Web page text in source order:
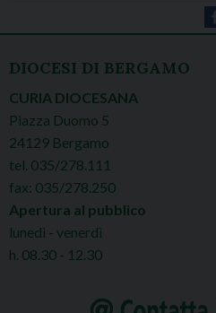
DIOCESI DI BERGAMO
CURIA DIOCESANA
Piazza Duomo 5
24129 Bergamo
tel. 035/278.111
fax: 035/278.250
Apertura al pubblico
lunedì - venerdì
h. 08.30 - 12.30